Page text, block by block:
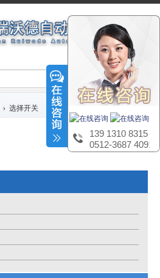
› 选择开关
139 1310 8315
0512-3687 4091